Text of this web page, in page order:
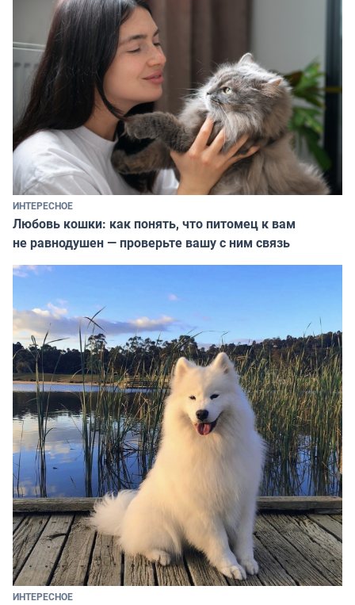
ИНТЕРЕСНОЕ
Любовь кошки: как понять, что питомец к вам
не равнодушен — проверьте вашу с ним связь
ИНТЕРЕСНОЕ